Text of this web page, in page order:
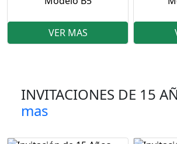
VER MAS
INVITACIONES DE 15
mas